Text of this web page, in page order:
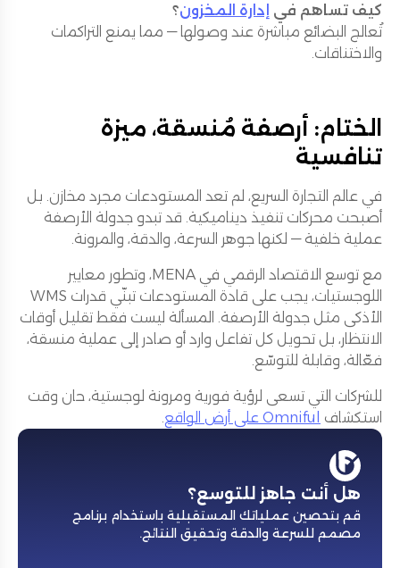
كيف تساهم في إدارة المخزون؟
تُعالج البضائع مباشرة عند وصولها — مما يمنع التراكمات
والاختناقات.
الختام: أرصفة مُنسقة، ميزة
تنافسية
في عالم التجارة السريع، لم تعد المستودعات مجرد مخازن. بل
أصبحت محركات تنفيذ ديناميكية. قد تبدو جدولة الأرصفة
عملية خلفية — لكنها جوهر السرعة، والدقة، والمرونة.
مع توسع الاقتصاد الرقمي في MENA، وتطور معايير
اللوجستيات، يجب على قادة المستودعات تبنّي قدرات WMS
الأذكى مثل جدولة الأرصفة. المسألة ليست فقط تقليل أوقات
الانتظار، بل تحويل كل تفاعل وارد أو صادر إلى عملية منسقة،
فعّالة، وقابلة للتوسّع.
للشركات التي تسعى لرؤية فورية ومرونة لوجستية، حان وقت
استكشاف
Omniful على أرض الواقع
هل أنت جاهز للتوسع؟
قم بتحصين عملياتك المستقبلية باستخدام برنامج
مصمم للسرعة والدقة وتحقيق النتائج.